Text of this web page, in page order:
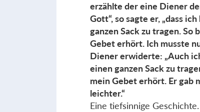
erzählte der eine Diener
Gott“, so sagte er, „dass
ganzen Sack zu tragen.
Gebet erhört. Ich musste
Diener erwiderte: „Auch
einen ganzen Sack zu
mein Gebet erhört. Er gab
leichter.“
Eine tiefsinnige